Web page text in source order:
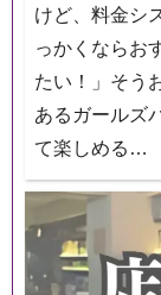
けど、料金シ
っかくならお
たい！」そう
あるガールズ
て楽しめる…